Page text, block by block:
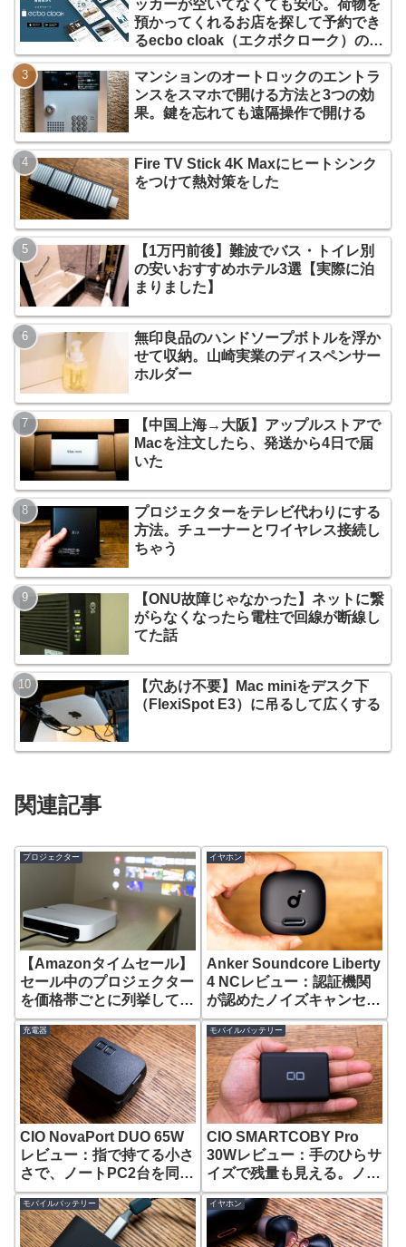
ッカーが空いてなくても安心。荷物を
預かってくれるお店を探して予約でき
るecbo cloak（エクボクローク）の使
い方
マンションのオートロックのエントラ
ンスをスマホで開ける方法と3つの効
果。鍵を忘れても遠隔操作で開ける
Fire TV Stick 4K Maxにヒートシンク
をつけて熱対策をした
【1万円前後】難波でバス・トイレ別
の安いおすすめホテル3選【実際に泊
まりました】
無印良品のハンドソープボトルを浮か
せて収納。山崎実業のディスペンサー
ホルダー
【中国上海→大阪】アップルストアで
Macを注文したら、発送から4日で届
いた
プロジェクターをテレビ代わりにする
方法。チューナーとワイヤレス接続し
ちゃう
【ONU故障じゃなかった】ネットに繋
がらなくなったら電柱で回線が断線し
てた話
【穴あけ不要】Mac miniをデスク下
（FlexiSpot E3）に吊るして広くする
関連記事
プロジェクター
【Amazonタイムセール】
セール中のプロジェクター
を価格帯ごとに列挙してみ
た【2023年6月】
イヤホン
Anker Soundcore Liberty
4 NCレビュー：認証機関
が認めたノイズキャンセリ
ングのワイヤレスイヤホン
充電器
CIO NovaPort DUO 65W
レビュー：指で持てる小さ
さで、ノートPC2台を同時
充電できるUSB-Cポート
充電器
モバイルバッテリー
CIO SMARTCOBY Pro
30Wレビュー：手のひらサ
イズで残量も見える。ノー
トPCも充電できるモバイ
ルバッテリー。
モバイルバッテリー イヤホン